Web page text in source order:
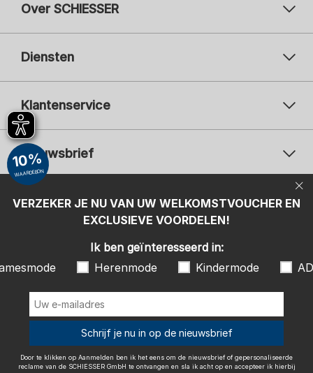
Over SCHIESSER
Diensten
Klantenservice
Nieuwsbrief
Uw
Uw e-mailadres
Aanmelden
Herenmode
ADIDAS
Door te klikken op Aanmelden ben ik het eens om de nieuwsbrief of
gepersonaliseerde reclame van de SCHIESSER GmbH te ontvangen en
sla ik acht op en accepteer ik hierbij ook de instructies en uitleg in de
, in het bijzonder de instructies onder het item
effect naar de toekomst intrekken.
Betaalwijzen
Wij bezorgen met
VERZEKER JE NU VAN UW WELKOMSTVOUCHER EN
EXCLUSIEVE VOORDELEN!
10%
WAARDEBON
Ik ben geïnteresseerd in:
Herenmode Kindermode
Schrijf je nu in op de nieuwsbrief
Door te klikken op Aanmelden ben ik het eens om de nieuwsbrief of gepersonaliseerde
reclame van de SCHIESSER GmbH te ontvangen en sla ik acht op en accepteer ik hierbij